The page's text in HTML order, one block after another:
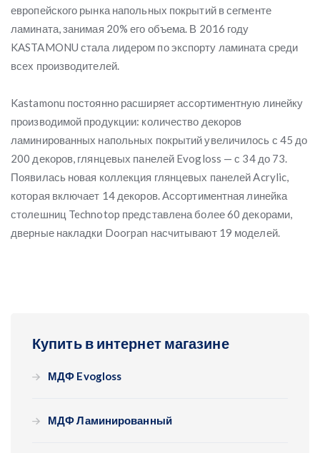
европейского рынка напольных покрытий в сегменте
ламината, занимая 20% его объема. В 2016 году
KASTAMONU стала лидером по экспорту ламината среди
всех производителей.
Kastamonu постоянно расширяет ассортиментную линейку
производимой продукции: количество декоров
ламинированных напольных покрытий увеличилось с 45 до
200 декоров, глянцевых панелей Evogloss — с 34 до 73.
Появилась новая коллекция глянцевых панелей Acrylic,
которая включает 14 декоров. Ассортиментная линейка
столешниц Technotop представлена более 60 декорами,
дверные накладки Doorpan насчитывают 19 моделей.
Купить в интернет магазине
МДФ Evogloss
МДФ Ламинированный